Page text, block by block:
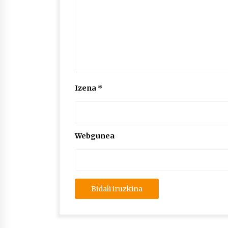
Izena *
Webgunea